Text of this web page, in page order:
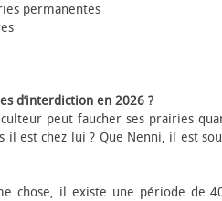
permanentes
d’interdiction en 2026 ?
peut faucher ses prairies
il est chez lui ? Que Nenni, il est
chose, il existe une période de